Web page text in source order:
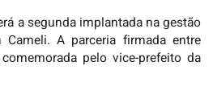
a segunda implantada na gestão
Cameli. A parceria firmada entre
pelo vice-prefeito da